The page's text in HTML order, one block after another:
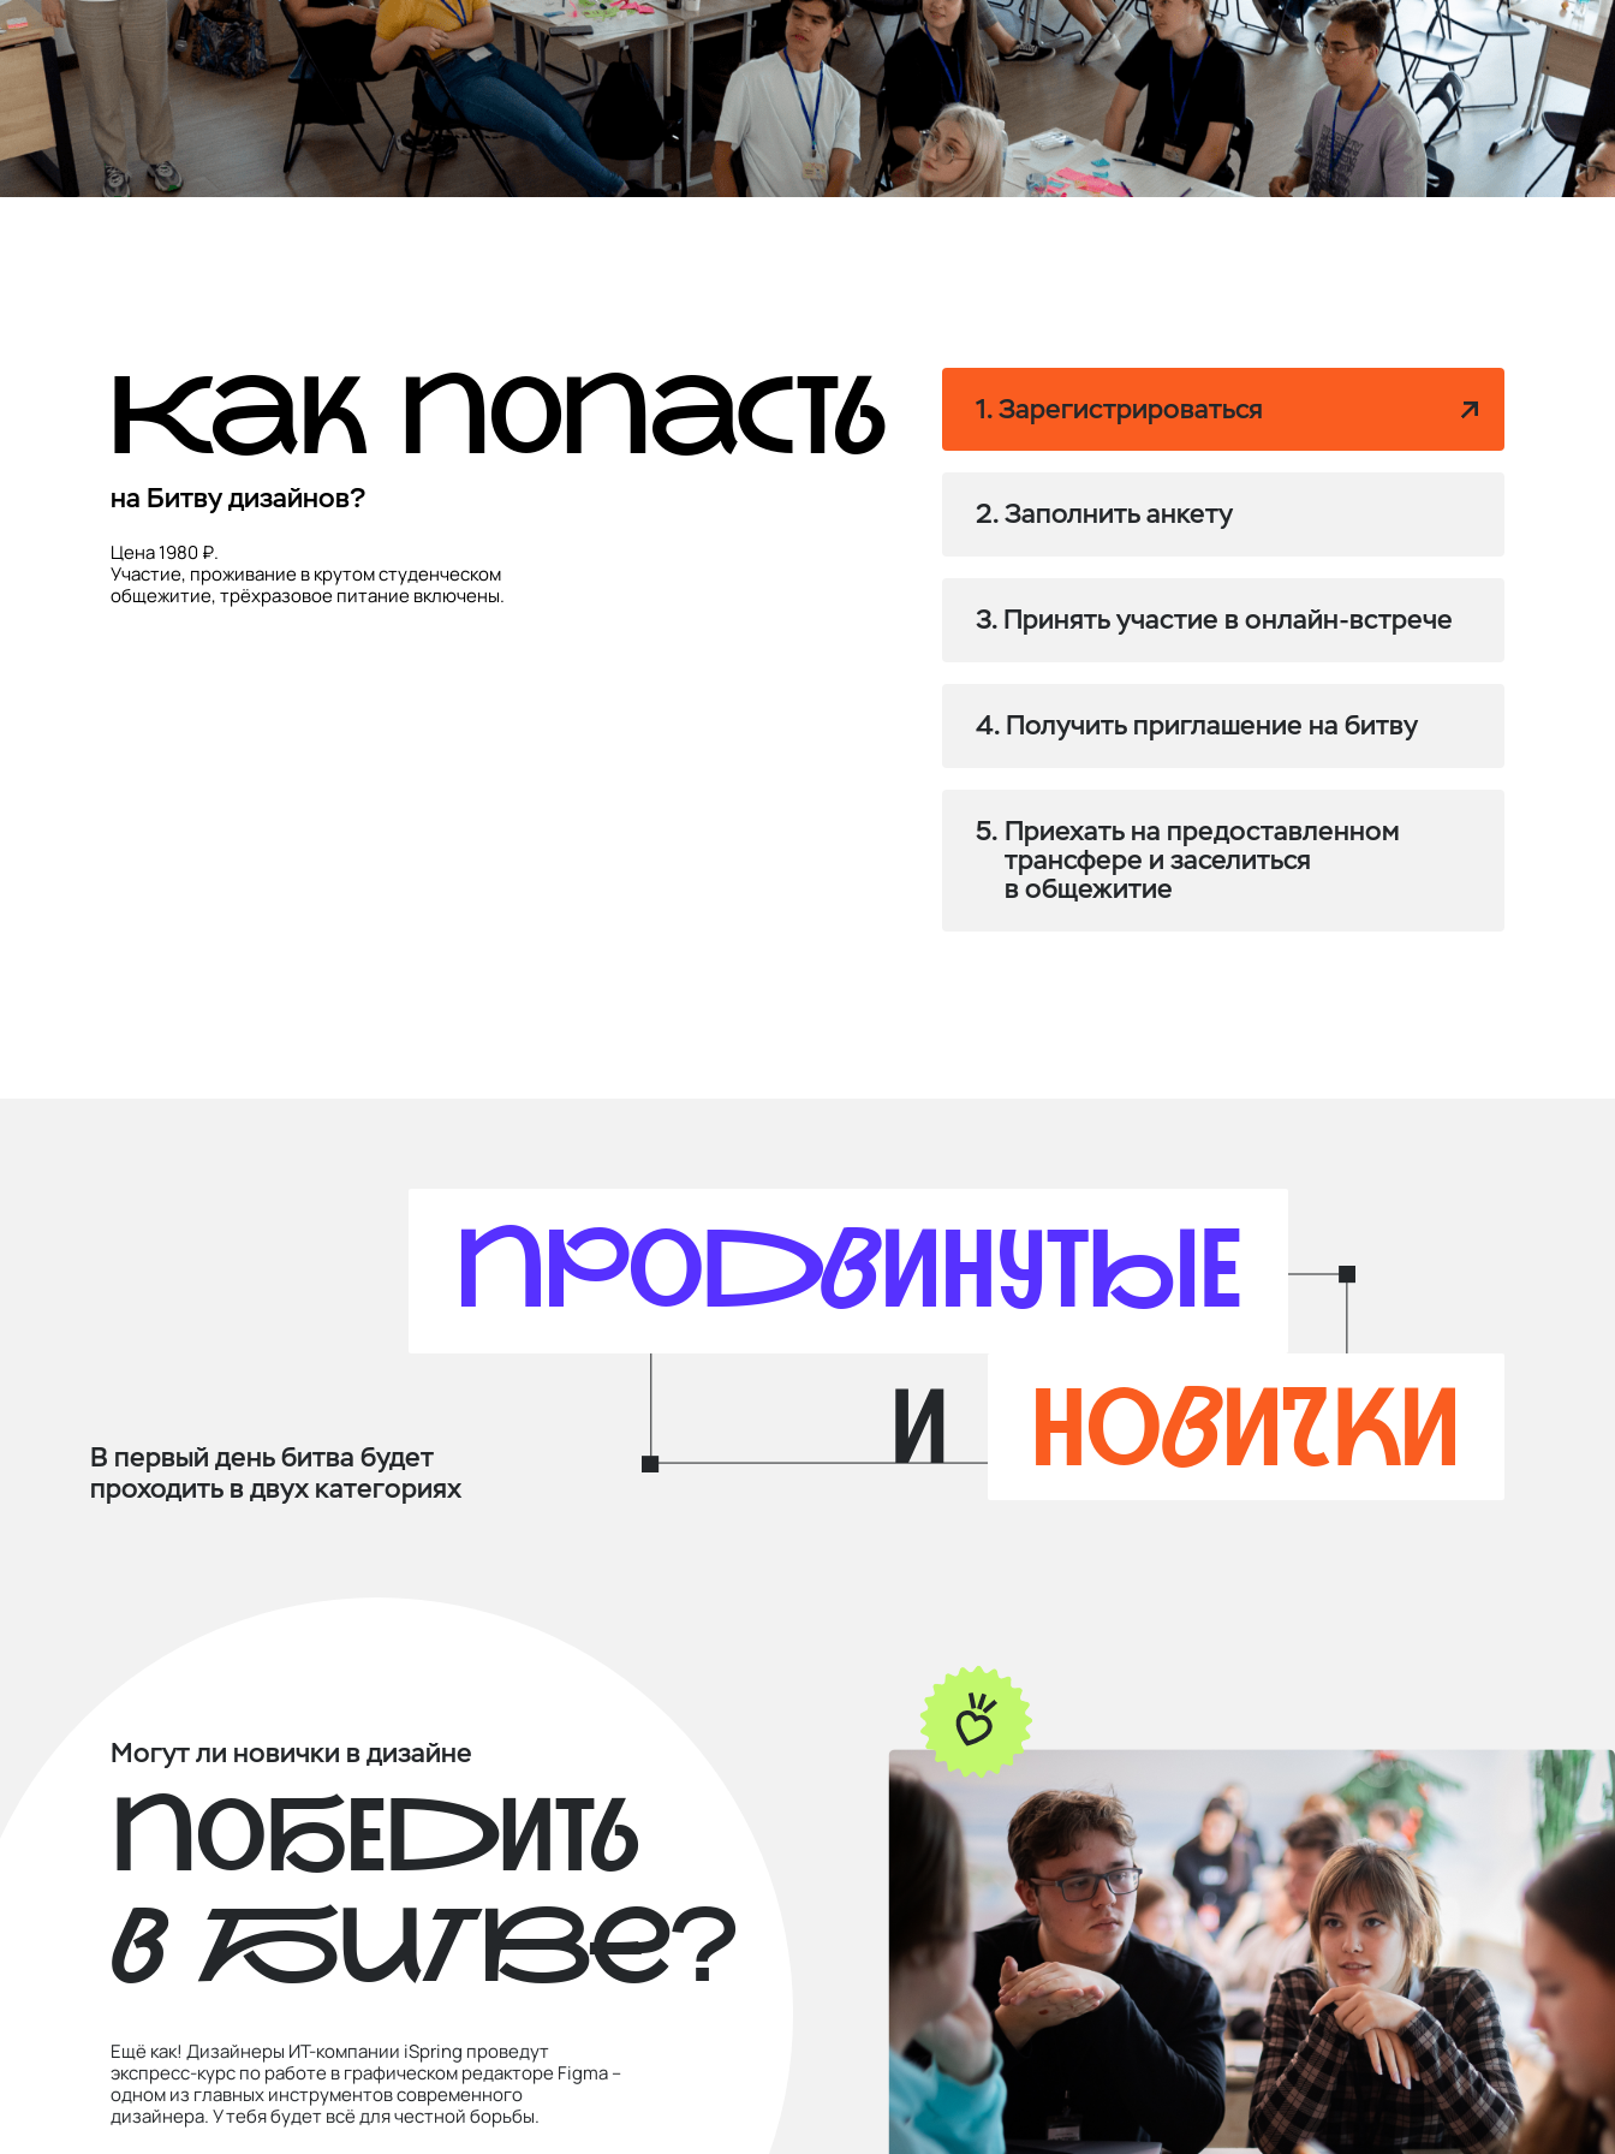
Как попасть
на Битву дизайнов?
Цена 1980 ₽.
Участие, проживание в крутом студенческом
общежитие, трёхразовое питание включены.
1. Зарегистрироваться
2. Заполнить анкету
3. Принять участие в онлайн-встрече
4. Получить приглашение на битву
5. Приехать на предоставленном
трансфере и заселиться
в общежитие
В первый день битва будет
проходить в двух категориях
продвинутые
новички
Могут ли новички в дизайне
победить
в БИТВЕ?
Ещё как! Дизайнеры ИТ-компании iSpring проведут
экспресс-курс по работе в графическом редакторе Figma –
одном из главных инструментов современного
дизайнера. У тебя будет всё для честной борьбы.